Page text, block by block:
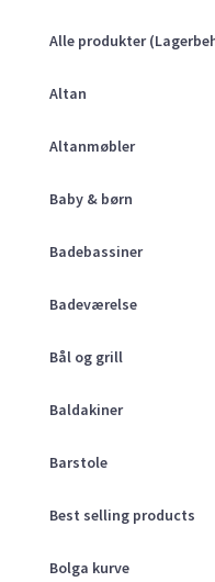
Alle produkter
Altan
Altanmøbler
Baby & børn
Badebassiner
Badeværelse
Bål og grill
Baldakiner
Barstole
Best selling products
Bolga kurve